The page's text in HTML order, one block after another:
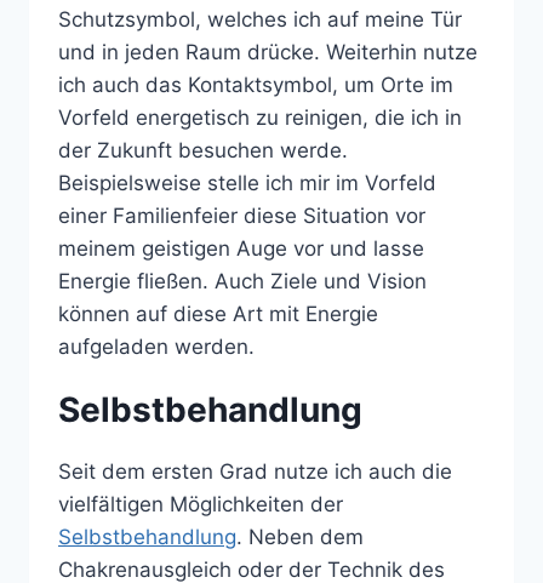
Schutzsymbol, welches ich auf meine Tür
und in jeden Raum drücke. Weiterhin nutze
ich auch das Kontaktsymbol, um Orte im
Vorfeld energetisch zu reinigen, die ich in
der Zukunft besuchen werde.
Beispielsweise stelle ich mir im Vorfeld
einer Familienfeier diese Situation vor
meinem geistigen Auge vor und lasse
Energie fließen. Auch Ziele und Vision
können auf diese Art mit Energie
aufgeladen werden.
Selbstbehandlung
Seit dem ersten Grad nutze ich auch die
vielfältigen Möglichkeiten der
Selbstbehandlung. Neben dem
Chakrenausgleich oder der Technik des